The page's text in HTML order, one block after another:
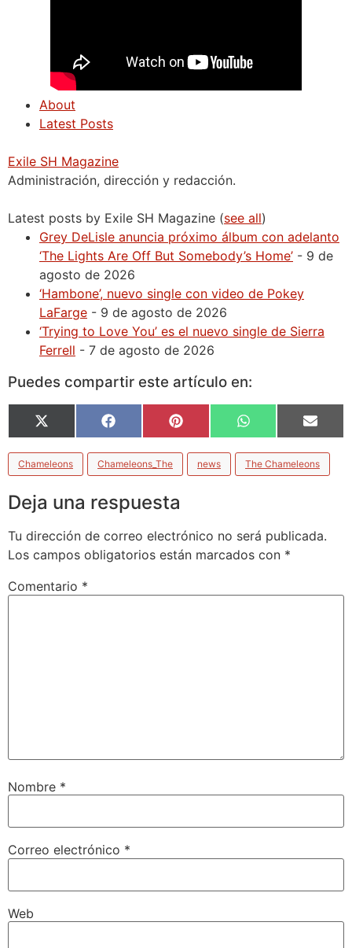
About
Latest Posts
Exile SH Magazine
Administración, dirección y redacción.
Latest posts by Exile SH Magazine (see all)
Grey DeLisle anuncia próximo álbum con adelanto
‘The Lights Are Off But Somebody’s Home’ - 9 de
agosto de 2026
‘Hambone’, nuevo single con video de Pokey
LaFarge - 9 de agosto de 2026
‘Trying to Love You’ es el nuevo single de Sierra
Ferrell - 7 de agosto de 2026
Puedes compartir este artículo en:
X
(Twitter)
Facebook Pinterest WhatsApp Email
Chameleons Chameleons_The news The Chameleons
Deja una respuesta
Tu dirección de correo electrónico no será publicada.
Los campos obligatorios están marcados con *
Comentario *
Nombre *
Correo electrónico *
Web